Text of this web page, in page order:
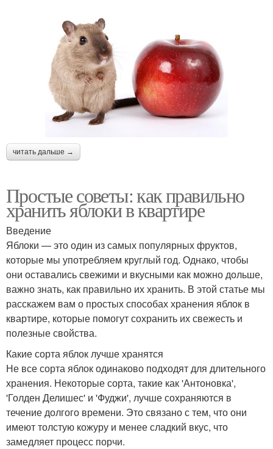
читать дальше →
Простые советы: как правильно
хранить яблоки в квартире
Введение
Яблоки — это один из самых популярных фруктов,
которые мы употребляем круглый год. Однако, чтобы
они оставались свежими и вкусными как можно дольше,
важно знать, как правильно их хранить. В этой статье мы
расскажем вам о простых способах хранения яблок в
квартире, которые помогут сохранить их свежесть и
полезные свойства.
Какие сорта яблок лучше хранятся
Не все сорта яблок одинаково подходят для длительного
хранения. Некоторые сорта, такие как 'Антоновка',
'Голден Делишес' и 'Фуджи', лучше сохраняются в
течение долгого времени. Это связано с тем, что они
имеют толстую кожуру и менее сладкий вкус, что
замедляет процесс порчи.